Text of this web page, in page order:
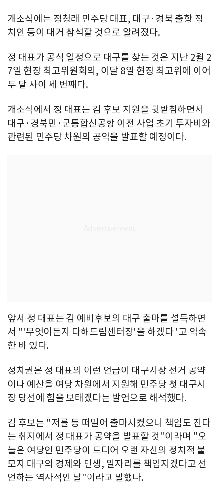
개소식에는 정청래 민주당 대표, 대구·경북 출향 정
치인 등이 대거 참석할 것으로 알려졌다.
정 대표가 공식 일정으로 대구를 찾는 것은 지난 2월 2
7일 현장 최고위원회의, 이달 8일 현장 최고위에 이어
두 달 사이 세 번째다.
개소식에서 정 대표는 김 후보 지원을 뒷받침하면서
대구·경북민·군통합신공항 이전 사업 초기 투자비와
관련된 민주당 차원의 공약을 발표할 예정이다.
앞서 정 대표는 김 예비후보의 대구 출마를 설득하면
서 "'무엇이든지 다해드림센터장'을 하겠다"고 약속
한 바 있다.
정치권은 정 대표의 이런 언급이 대구시장 선거 공약
이나 예산을 여당 차원에서 지원해 민주당 첫 대구시
장 당선에 힘을 보태겠다는 발언으로 해석했다.
김 후보는 "저를 등 떠밀어 출마시켰으니 책임도 진다
는 취지에서 정 대표가 공약을 발표할 것"이라며 "오
늘은 여당인 민주당이 드디어 오랜 자신의 정치적 불
모지 대구의 경제와 민생, 일자리를 책임지겠다고 선
언하는 역사적인 날"이라고 말했다.